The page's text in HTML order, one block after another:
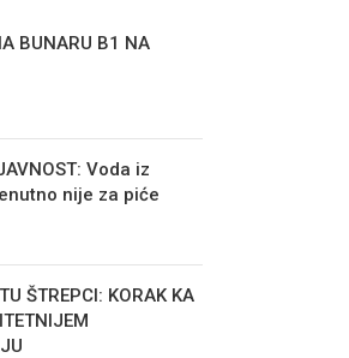
BUNARU B1 NA
Voda iz
nije za piće
ŠTREPCI: KORAK KA